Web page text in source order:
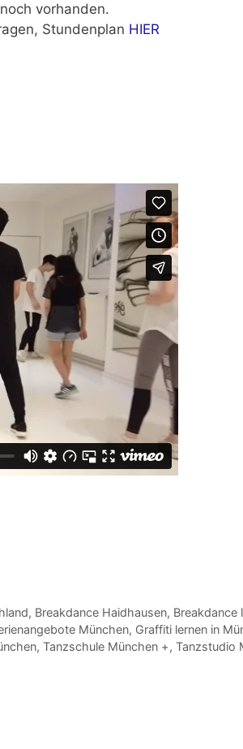
vorhanden.
Stundenplan HIER
, Breakdance Haidhausen, Breakdance
München, Graffiti lernen in
, Tanzschule München +, Tanzstudio